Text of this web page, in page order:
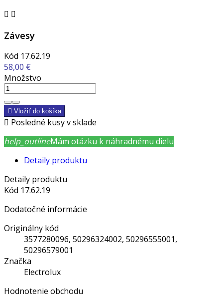
 
Závesy
Kód 17.62.19
58,00 €
Množstvo
 Vložiť do košíka
 Posledné kusy v sklade
help_outlineMám otázku k náhradnému dielu
Detaily produktu
Detaily produktu
Kód 17.62.19
Dodatočné informácie
Originálny kód
3577280096, 50296324002, 50296555001,
50296579001
Značka
Electrolux
Hodnotenie obchodu